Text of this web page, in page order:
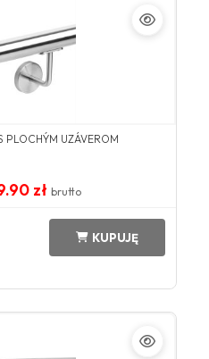
PLOCHÝM UZÁVEROM
zł brutto
KUPUJĘ